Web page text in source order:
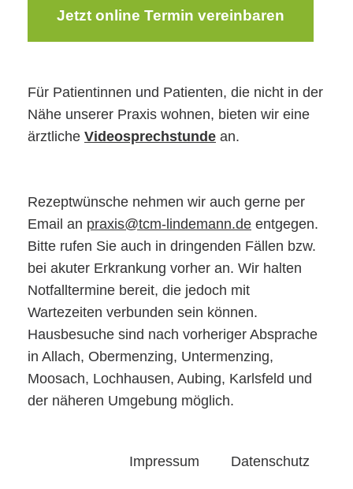
Jetzt online Termin vereinbaren
Für Patientinnen und Patienten, die nicht in der
Nähe unserer Praxis wohnen, bieten wir eine
ärztliche Videosprechstunde an.
Rezeptwünsche nehmen wir auch gerne per
Email an praxis@tcm-lindemann.de entgegen.
Bitte rufen Sie auch in dringenden Fällen bzw.
bei akuter Erkrankung vorher an. Wir halten
Notfalltermine bereit, die jedoch mit
Wartezeiten verbunden sein können.
Hausbesuche sind nach vorheriger Absprache
in Allach, Obermenzing, Untermenzing,
Moosach, Lochhausen, Aubing, Karlsfeld und
der näheren Umgebung möglich.
Impressum Datenschutz